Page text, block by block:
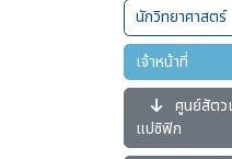
นักวิทยาศาสตร์
เจ้าหน้าที่
ศูนย์สัตว
แปซิฟิก